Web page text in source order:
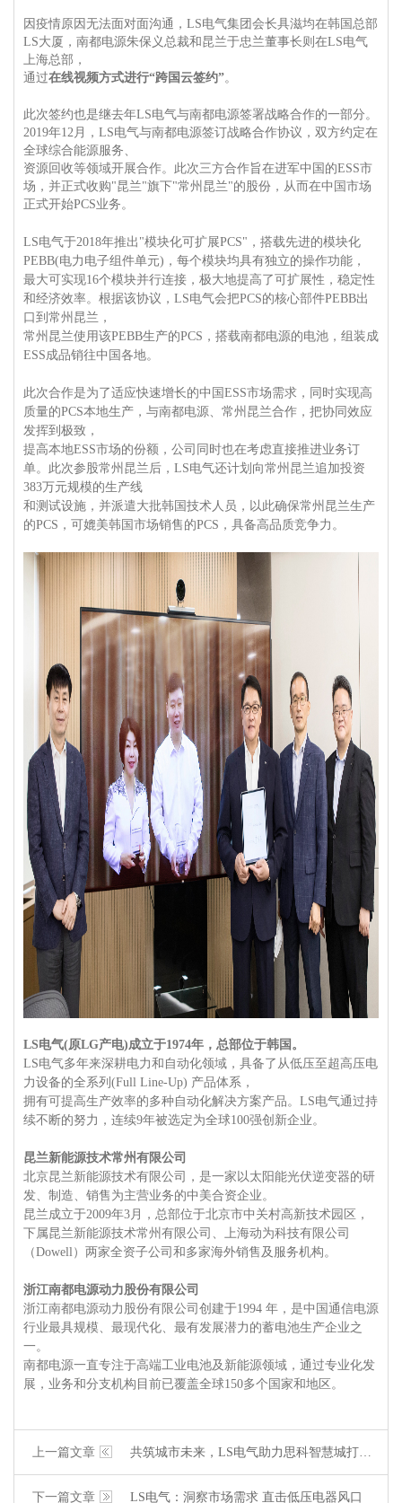
因疫情原因无法面对面沟通，LS电气集团会长具滋均在韩国总部
LS大厦，南都电源朱保义总裁和昆兰于忠兰董事长则在LS电气
上海总部，
通过在线视频方式进行“跨国云签约”。
此次签约也是继去年LS电气与南都电源签署战略合作的一部分。
2019年12月，LS电气与南都电源签订战略合作协议，双方约定在
全球综合能源服务、
资源回收等领域开展合作。 此次三方合作旨在进军中国的ESS市
场，并正式收购"昆兰"旗下"常州昆兰"的股份，从而在中国市场
正式开始PCS业务。
LS电气于2018年推出"模块化可扩展PCS"，搭载先进的模块化
PEBB(电力电子组件单元)，每个模块均具有独立的操作功能，
最大可实现16个模块并行连接，极大地提高了可扩展性，稳定性
和经济效率。根据该协议，LS电气会把PCS的核心部件PEBB出
口到常州昆兰，
常州昆兰使用该PEBB生产的PCS，搭载南都电源的电池，组装成
ESS成品销往中国各地。
此次合作是为了适应快速增长的中国ESS市场需求，同时实现高
质量的PCS本地生产，与南都电源、常州昆兰合作，把协同效应
发挥到极致，
提高本地ESS市场的份额，公司同时也在考虑直接推进业务订
单。 此次参股常州昆兰后，LS电气还计划向常州昆兰追加投资
383万元规模的生产线
和测试设施， 并派遣大批韩国技术人员，以此确保常州昆兰生产
的PCS，可媲美韩国市场销售的PCS，具备高品质竞争力。
LS电气(原LG产电)成立于1974年，总部位于韩国。
LS电气多年来深耕电力和自动化领域，具备了从低压至超高压电
力设备的全系列(Full Line-Up) 产品体系，
拥有可提高生产效率的多种自动化解决方案产品。LS电气通过持
续不断的努力，连续9年被选定为全球100强创新企业。
昆兰新能源技术常州有限公司
北京昆兰新能源技术有限公司，是一家以太阳能光伏逆变器的研
发、制造、销售为主营业务的中美合资企业。
昆兰成立于2009年3月，总部位于北京市中关村高新技术园区，
下属昆兰新能源技术常州有限公司、上海动为科技有限公司
（Dowell）两家全资子公司和多家海外销售及服务机构。
浙江南都电源动力股份有限公司
浙江南都电源动力股份有限公司创建于1994 年，是中国通信电源
行业最具规模、最现代化、最有发展潜力的蓄电池生产企业之
一。
南都电源一直专注于高端工业电池及新能源领域，通过专业化发
展，业务和分支机构目前已覆盖全球150多个国家和地区。
上一篇文章 共筑城市未来，LS电气助力思科智慧城打造行业标杆
下一篇文章 LS电气：洞察市场需求 直击低压电器风口